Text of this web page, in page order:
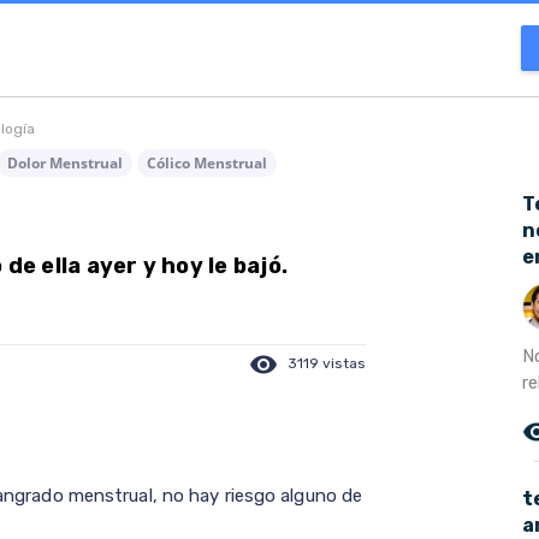
Dolor Menstrual
Cólico Menstrual
ella ayer y hoy le bajó.
visibility 3119 vistas
menstrual, no hay riesgo alguno de